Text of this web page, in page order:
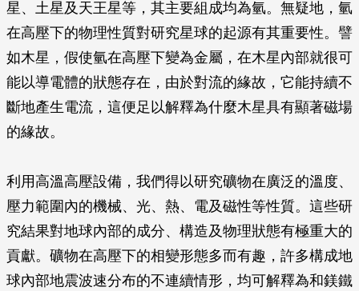
星、土星及天王星等，其主要組成均為氫。無疑地，氫
在高壓下的物理性質對研究星球的起源有其重要性。譬
如木星，假使氫在高壓下變為金屬，在木星內部就很可
能以導電體的狀態存在，由於對流的緣故，它能持續不
斷地產生電流，這便足以解釋為什麼木星具有顯著磁場
的緣故。
利用高溫高壓設備，我們得以研究礦物在廣泛的溫度、
壓力範圍內的機械、光、熱、電及磁性等性質。這些研
究結果對地球內部的成分、構造及物理狀態有極重大的
貢獻。礦物在高壓下的相變形態多而有趣，許多構成地
球內部地震波速分布的不連續情形，均可解釋為和鎂鐵